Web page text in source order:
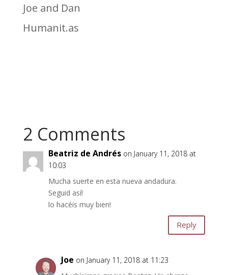
Joe and Dan
Humanit.as
2 Comments
Beatriz de Andrés on January 11, 2018 at
10:03
Mucha suerte en esta nueva andadura.
Seguid así!
lo hacéis muy bien!
Reply
Joe on January 11, 2018 at 11:23